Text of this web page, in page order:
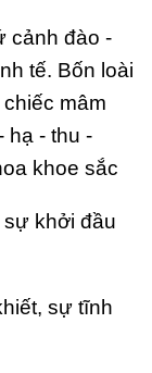
cảnh đào -
tế. Bốn loài
mâm
hạ - thu -
khoe sắc
khởi đầu
sự tĩnh